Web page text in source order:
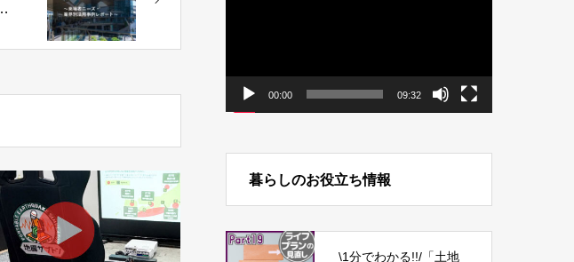
活
00:00 09:32
暮らしのお役立ち情報
\1分でわかる!!/「土地